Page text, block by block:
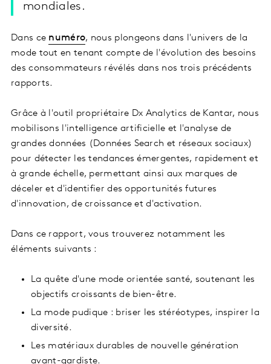
mondiales.
Dans ce numéro, nous plongeons dans l'univers de la
mode tout en tenant compte de l'évolution des besoins
des consommateurs révélés dans nos trois précédents
rapports.
Grâce à l'outil propriétaire Dx Analytics de Kantar, nous
mobilisons l'intelligence artificielle et l'analyse de
grandes données (Données Search et réseaux sociaux)
pour détecter les tendances émergentes, rapidement et
à grande échelle, permettant ainsi aux marques de
déceler et d'identifier des opportunités futures
d'innovation, de croissance et d'activation.
Dans ce rapport, vous trouverez notamment les
éléments suivants :
La quête d'une mode orientée santé, soutenant les
objectifs croissants de bien-être.
La mode pudique : briser les stéréotypes, inspirer la
diversité.
Les matériaux durables de nouvelle génération
avant-gardiste.